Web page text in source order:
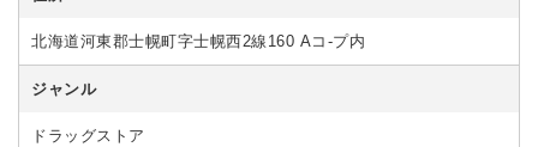
北海道河東郡士幌町字士幌西2線160 Aコ-プ内
ジャンル
ドラッグストア